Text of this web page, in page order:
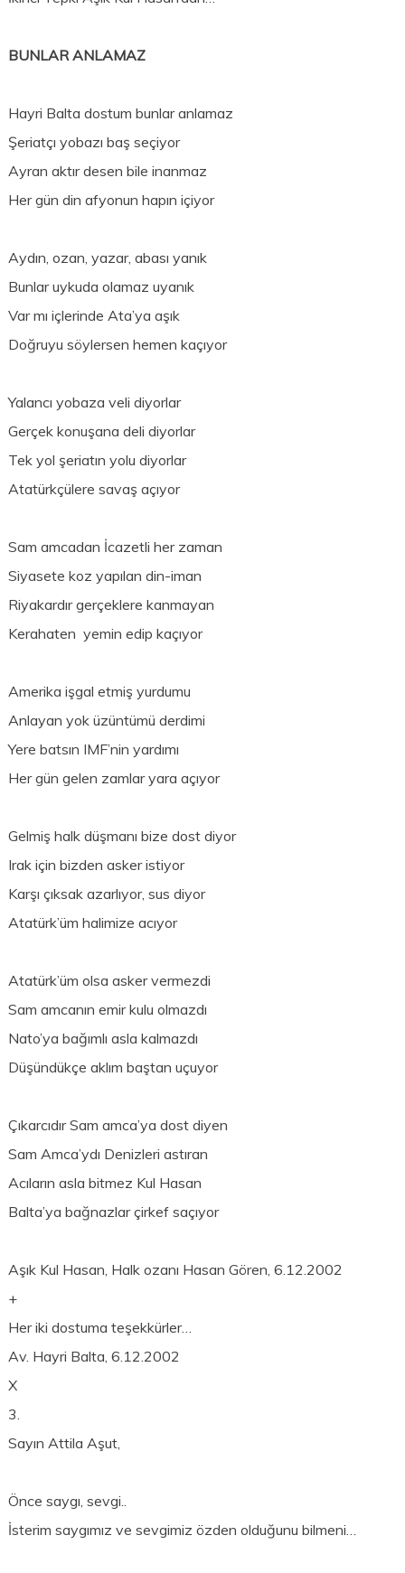
BUNLAR ANLAMAZ
Hayri Balta dostum bunlar anlamaz
Şeriatçı yobazı baş seçiyor
Ayran aktır desen bile inanmaz
Her gün din afyonun hapın içiyor
Aydın, ozan, yazar, abası yanık
Bunlar uykuda olamaz uyanık
Var mı içlerinde Ata’ya aşık
Doğruyu söylersen hemen kaçıyor
Yalancı yobaza veli diyorlar
Gerçek konuşana deli diyorlar
Tek yol şeriatın yolu diyorlar
Atatürkçülere savaş açıyor
Sam amcadan İcazetli her zaman
Siyasete koz yapılan din-iman
Riyakardır gerçeklere kanmayan
Kerahaten yemin edip kaçıyor
Amerika işgal etmiş yurdumu
Anlayan yok üzüntümü derdimi
Yere batsın IMF’nin yardımı
Her gün gelen zamlar yara açıyor
Gelmiş halk düşmanı bize dost diyor
Irak için bizden asker istiyor
Karşı çıksak azarlıyor, sus diyor
Atatürk’üm halimize acıyor
Atatürk’üm olsa asker vermezdi
Sam amcanın emir kulu olmazdı
Nato’ya bağımlı asla kalmazdı
Düşündükçe aklım baştan uçuyor
Çıkarcıdır Sam amca’ya dost diyen
Sam Amca’ydı Denizleri astıran
Acıların asla bitmez Kul Hasan
Balta’ya bağnazlar çirkef saçıyor
Aşık Kul Hasan, Halk ozanı Hasan Gören, 6.12.2002
+
Her iki dostuma teşekkürler…
Av. Hayri Balta, 6.12.2002
X
3.
Sayın Attila Aşut,
Önce saygı, sevgi..
İsterim saygımız ve sevgimiz özden olduğunu bilmeni…